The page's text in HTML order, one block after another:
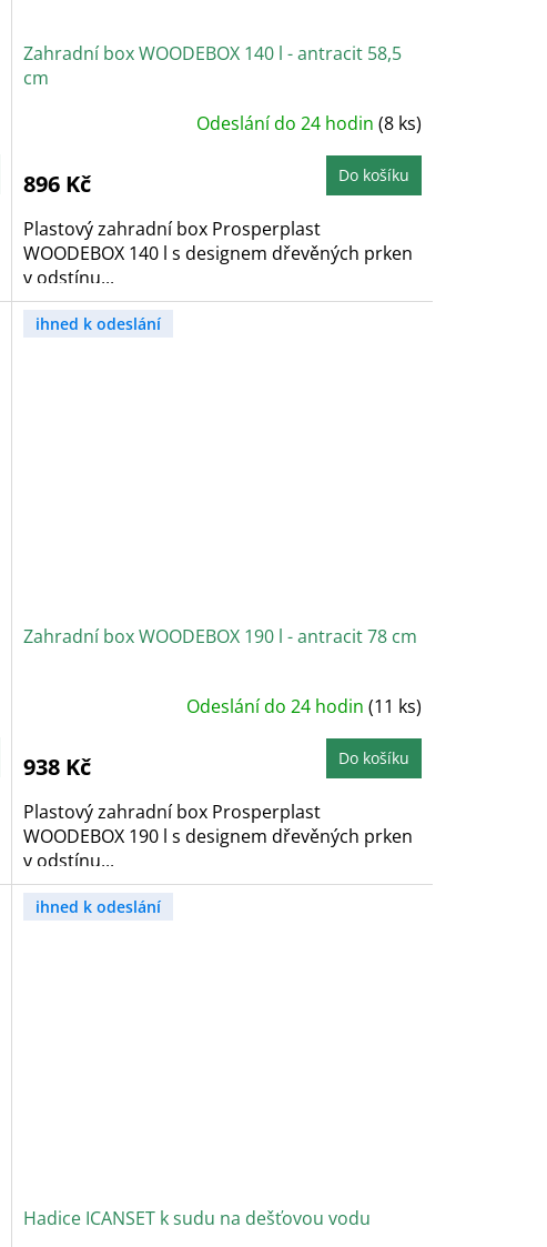
Zahradní box WOODEBOX 140 l - antracit 58,5
cm
5,0
z
hvězdiček.
Odeslání do 24 hodin (8 ks)
896 Kč Do košíku
Plastový zahradní box Prosperplast
WOODEBOX 140 l s designem dřevěných prken
v odstínu...
ihned k odeslání
Zahradní box WOODEBOX 190 l - antracit 78 cm
4,9
z
hvězdiček.
Odeslání do 24 hodin (11 ks)
938 Kč Do košíku
Plastový zahradní box Prosperplast
WOODEBOX 190 l s designem dřevěných prken
v odstínu...
ihned k odeslání
Hadice ICANSET k sudu na dešťovou vodu